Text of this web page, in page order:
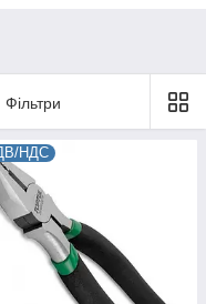
Фільтри
НДС